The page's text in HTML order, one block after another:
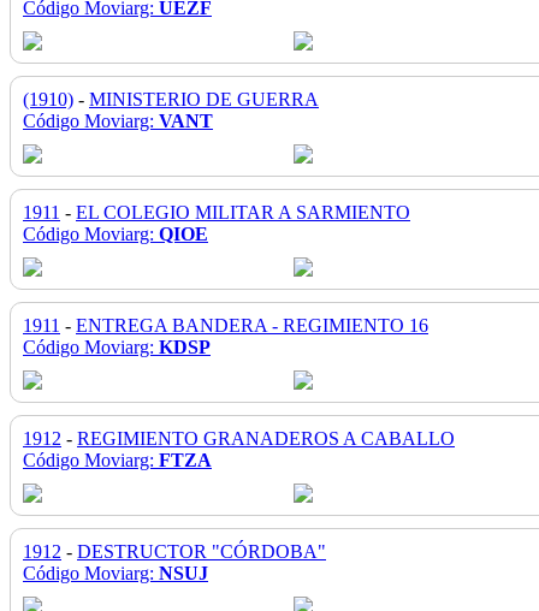
Código Moviarg: UEZF
(1910) - MINISTERIO DE GUERRA
Código Moviarg: VANT
1911 - EL COLEGIO MILITAR A SARMIENTO
Código Moviarg: QIOE
1911 - ENTREGA BANDERA - REGIMIENTO 16
Código Moviarg: KDSP
1912 - REGIMIENTO GRANADEROS A CABALLO
Código Moviarg: FTZA
1912 - DESTRUCTOR "CÓRDOBA"
Código Moviarg: NSUJ